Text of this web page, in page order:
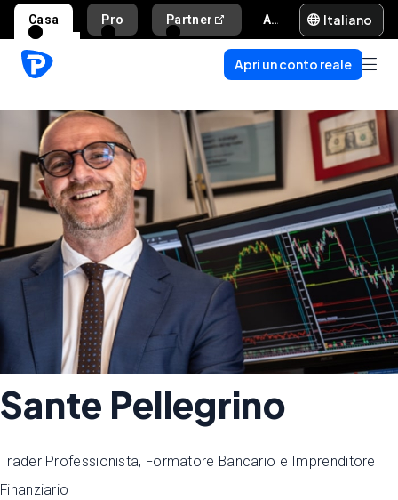
Casa Pro Partner Aiuto e supporto Italiano
Apri un conto reale
Sante Pellegrino
Trader Professionista, Formatore Bancario e Imprenditore
Finanziario